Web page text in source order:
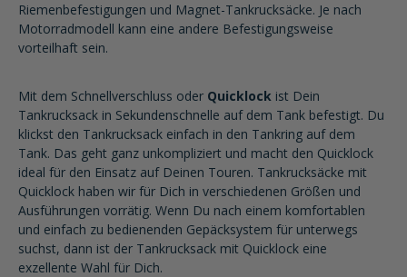
Riemenbefestigungen und Magnet-Tankrucksäcke. Je nach
Motorradmodell kann eine andere Befestigungsweise
vorteilhaft sein.
Mit dem Schnellverschluss oder Quicklock ist Dein
Tankrucksack in Sekundenschnelle auf dem Tank befestigt. Du
klickst den Tankrucksack einfach in den Tankring auf dem
Tank. Das geht ganz unkompliziert und macht den Quicklock
ideal für den Einsatz auf Deinen Touren. Tankrucksäcke mit
Quicklock haben wir für Dich in verschiedenen Größen und
Ausführungen vorrätig. Wenn Du nach einem komfortablen
und einfach zu bedienenden Gepäcksystem für unterwegs
suchst, dann ist der Tankrucksack mit Quicklock eine
exzellente Wahl für Dich.